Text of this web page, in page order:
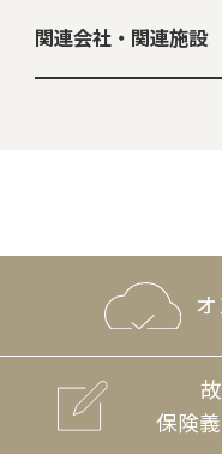
関連会社・関連施設
保険